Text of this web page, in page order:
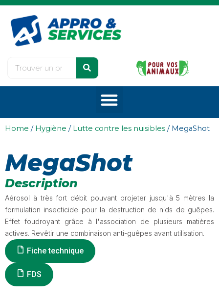
Home / Hygiène / Lutte contre les nuisibles / MegaShot
MegaShot
Description
Aérosol à très fort débit pouvant projeter jusqu'à 5 mètres la
formulation insecticide pour la destruction de nids de guêpes.
Effet foudroyant grâce à l'association de plusieurs matières
actives. Revêtir une combinaison anti-guêpes avant utilisation.
Fiche technique
FDS